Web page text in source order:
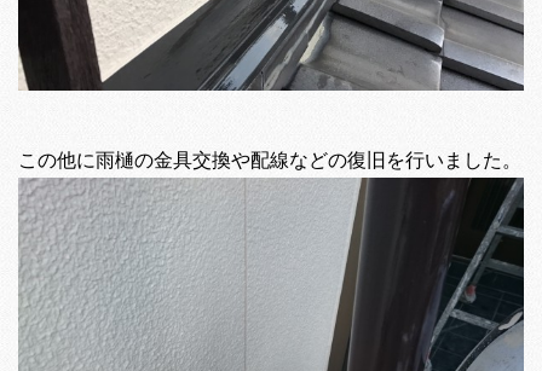
この他に雨樋の金具交換や配線などの復旧を行いました。